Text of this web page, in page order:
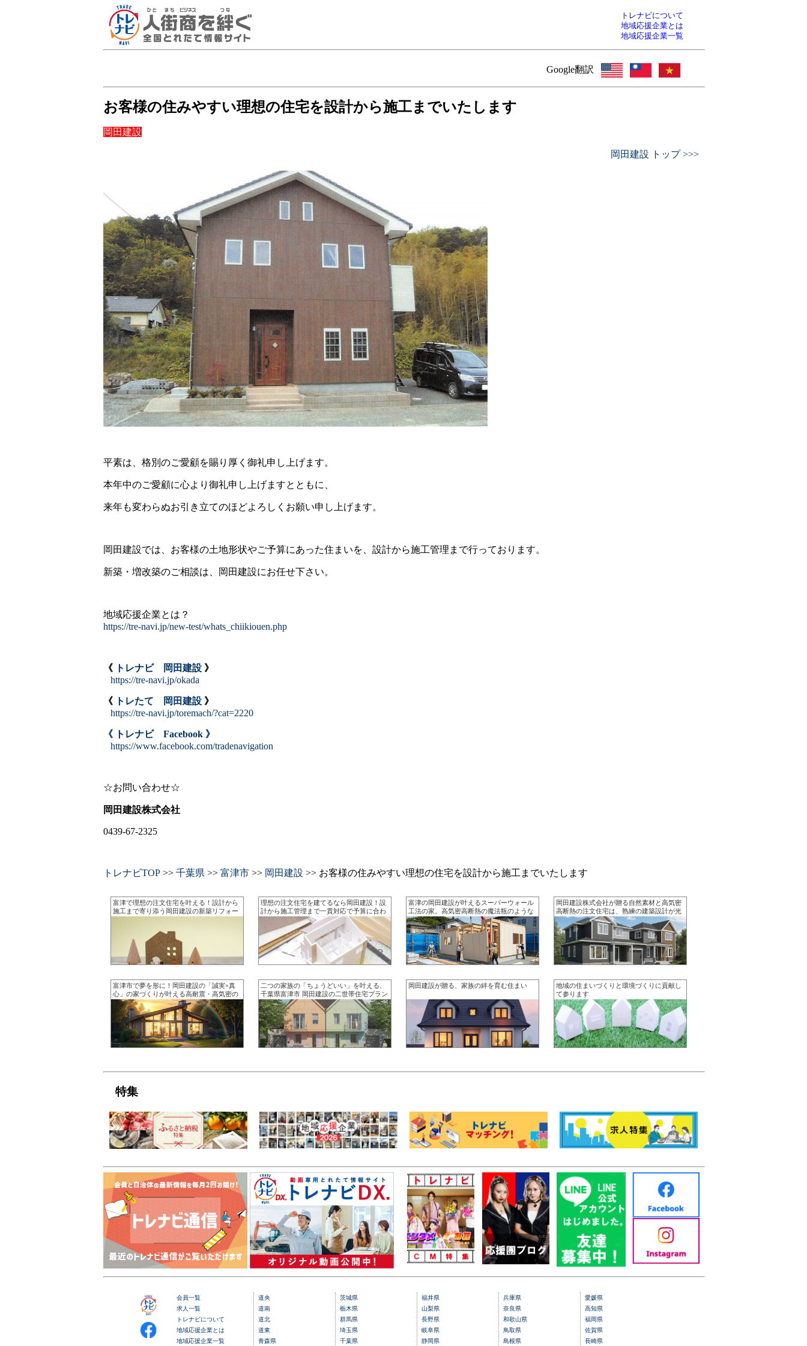
トレナビについて
地域応援企業とは
地域応援企業一覧
Google翻訳
お客様の住みやすい理想の住宅を設計から施工までいたします
岡田建設
岡田建設 トップ >>>
平素は、格別のご愛顧を賜り厚く御礼申し上げます。
本年中のご愛顧に心より御礼申し上げますとともに、
来年も変わらぬお引き立てのほどよろしくお願い申し上げます。
岡田建設では、お客様の土地形状やご予算にあった住まいを、設計から施工管理まで行っております。
新築・増改築のご相談は、岡田建設にお任せ下さい。
地域応援企業とは？
https://tre-navi.jp/new-test/whats_chiikiouen.php
《 トレナビ 岡田建設 》
https://tre-navi.jp/okada
《 トレたて 岡田建設 》
https://tre-navi.jp/toremach/?cat=2220
《 トレナビ Facebook 》
https://www.facebook.com/tradenavigation
☆お問い合わせ☆
岡田建設株式会社
0439-67-2325
トレナビTOP >> 千葉県 >> 富津市 >> 岡田建設 >> お客様の住みやすい理想の住宅を設計から施工までいたします
富津で理想の注文住宅を叶える！設計から
施工まで寄り添う岡田建設の新築リフォー
理想の注文住宅を建てるなら岡田建設！設
計から施工管理まで一貫対応で予算に合わ
せた自由設計の住まいづくりを実現します
富津の岡田建設が叶えるスーパーウォール
工法の家。高気密高断熱の魔法瓶のような
温もりが家族の健康を守り一年中快適で健
やかな暮らしを約束します
岡田建設株式会社が贈る自然素材と高気密
高断熱の注文住宅は、熟練の建築設計が光
る究極の快適空間
富津市で夢を形に！岡田建設の「誠実×真
心」の家づくりが叶える高耐震・高気密の
快適住空間
二つの家族の「ちょうどいい」を叶える、
千葉県富津市 岡田建設の二世帯住宅プラン
岡田建設が贈る、家族の絆を育む住まい
地域の住まいづくりと環境づくりに貢献し
て参ります
特集
会員一覧
求人一覧
トレナビについて
地域応援企業とは
地域応援企業一覧
道央
道南
道北
道東
青森県
茨城県
栃木県
群馬県
埼玉県
千葉県
福井県
山梨県
長野県
岐阜県
静岡県
兵庫県
奈良県
和歌山県
鳥取県
島根県
愛媛県
高知県
福岡県
佐賀県
長崎県